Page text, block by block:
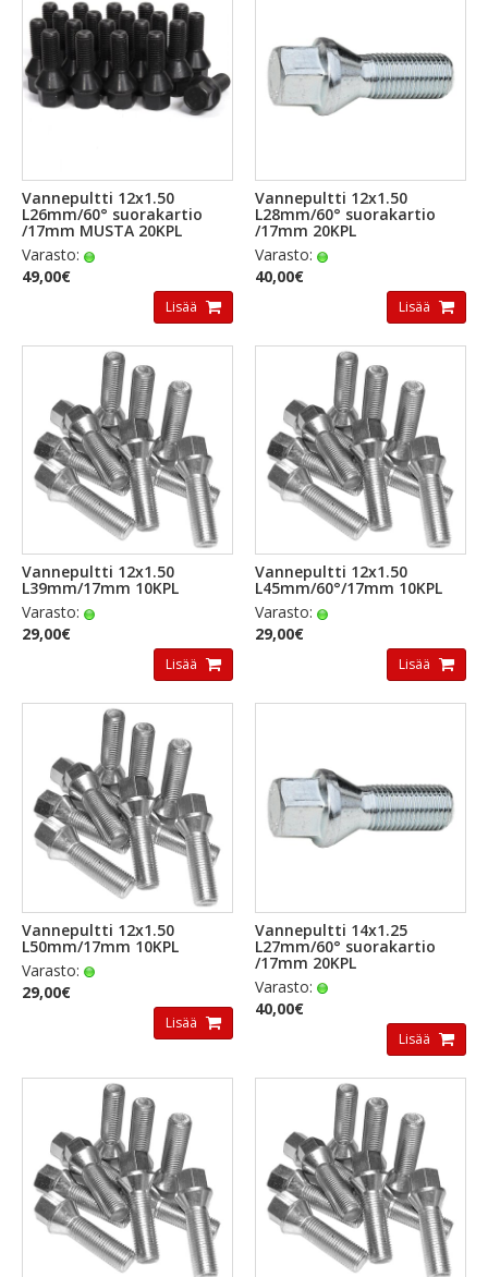
Vannepultti 12x1.50
L26mm/60° suorakartio
/17mm MUSTA 20KPL
Varasto:
49,00€
Lisää
Vannepultti 12x1.50
L28mm/60° suorakartio
/17mm 20KPL
Varasto:
40,00€
Lisää
Vannepultti 12x1.50
L39mm/17mm 10KPL
Varasto:
29,00€
Lisää
Vannepultti 12x1.50
L45mm/60°/17mm 10KPL
Varasto:
29,00€
Lisää
Vannepultti 12x1.50
L50mm/17mm 10KPL
Varasto:
29,00€
Lisää
Vannepultti 14x1.25
L27mm/60° suorakartio
/17mm 20KPL
Varasto:
40,00€
Lisää